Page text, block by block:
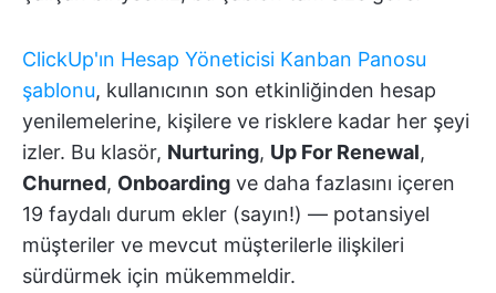
ClickUp'ın Hesap Yöneticisi Kanban Panosu
şablonu, kullanıcının son etkinliğinden hesap
yenilemelerine, kişilere ve risklere kadar her şeyi
izler. Bu klasör, Nurturing, Up For Renewal,
Churned, Onboarding ve daha fazlasını içeren
19 faydalı durum ekler (sayın!) — potansiyel
müşteriler ve mevcut müşterilerle ilişkileri
sürdürmek için mükemmeldir.